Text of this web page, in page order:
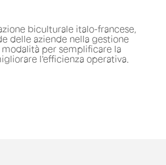
biculturale italo-francese,
delle aziende nella gestione
per semplificare la
l'efficienza operativa.